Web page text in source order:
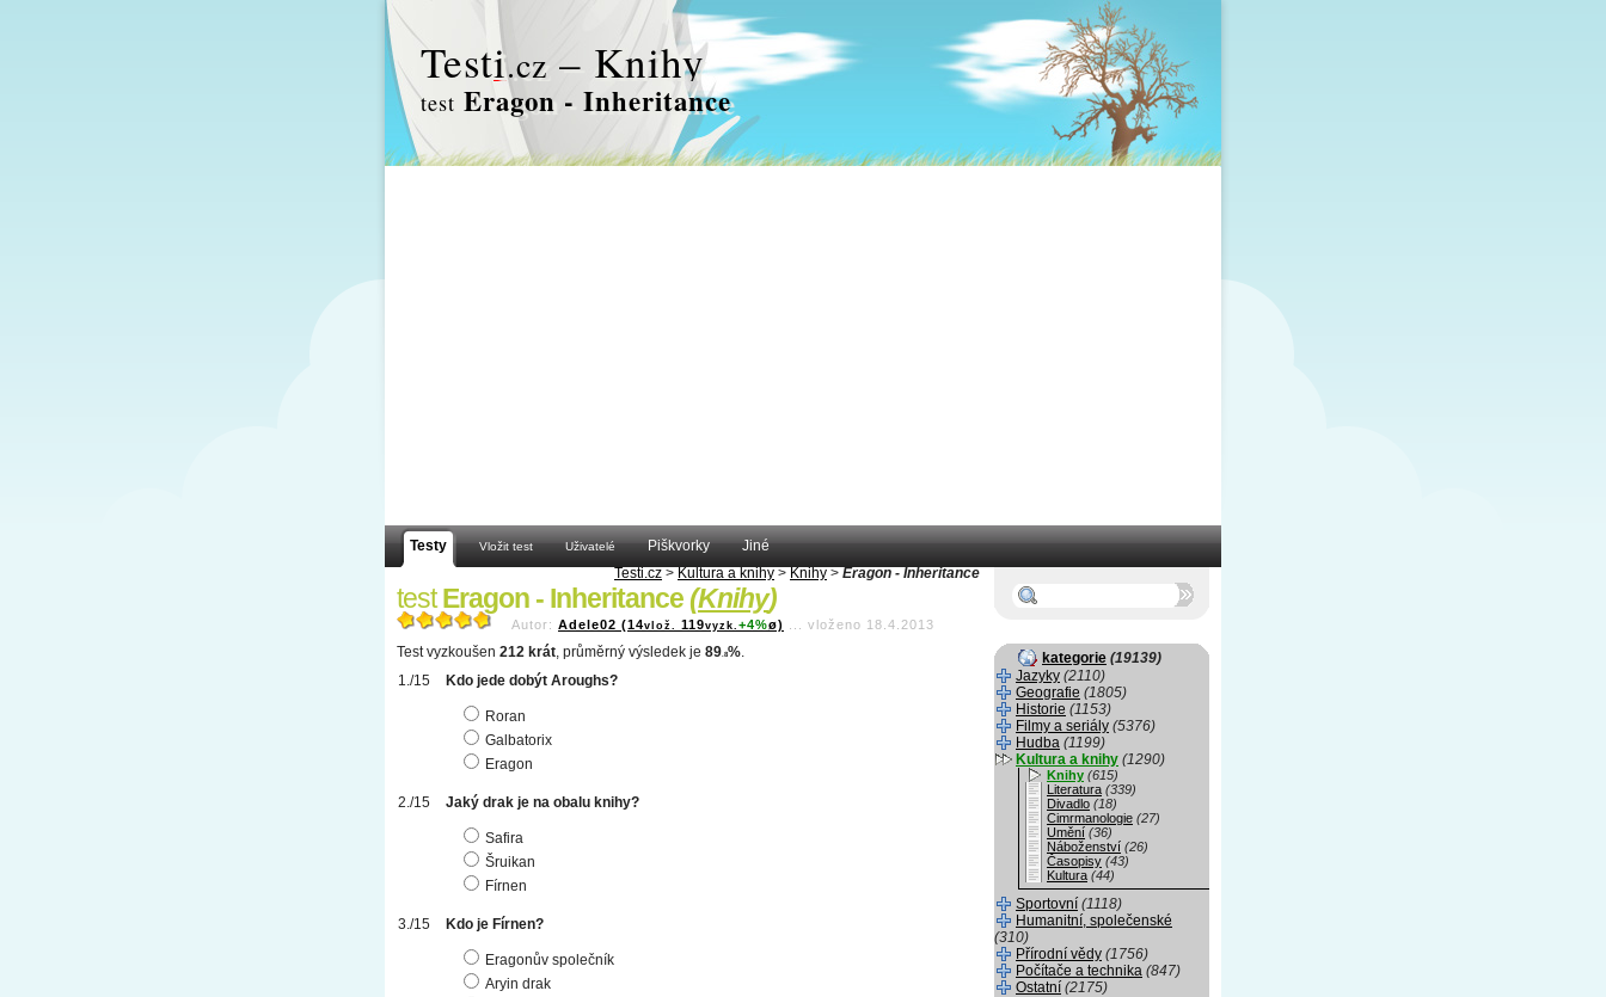
Testi.cz – Knihy
test Eragon - Inheritance
Testy Vložit test Uživatelé Piškvorky
Jiné
Testi.cz > Kultura a knihy > Knihy > Eragon - Inheritance
testEragon - Inheritance(Knihy)
Autor: Adele02 (14vlož. 119vyzk. +4%ø) vloženo 18.4.2013
Test vyzkoušen 212 krát, průměrný výsledek je 89 .8%.
Kdo jede dobýt Aroughs?
Roran
Galbatorix
Eragon
Jaký drak je na obalu knihy?
Safira
Šruikan
Fírnen
Kdo je Fírnen?
Eragonův společník
Aryin drak
kategorie (19139)
Jazyky (2110)
Geografie (1805)
Historie (1153)
Filmy a seriály (5376)
Hudba (1199)
Kultura a knihy (1290)
Knihy (615)
Literatura (339)
Divadlo (18)
Cimrmanologie (27)
Umění (36)
Náboženství (26)
Časopisy (43)
Kultura (44)
Sportovní (1118)
Humanitní, společenské
(310)
Přírodní vědy (1756)
Počítače a technika (847)
Ostatní (2175)